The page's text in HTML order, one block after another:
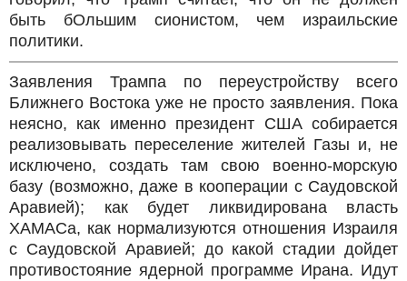
быть бОльшим сионистом, чем израильские
политики.
Заявления Трампа по переустройству всего
Ближнего Востока уже не просто заявления. Пока
неясно, как именно президент США собирается
реализовывать переселение жителей Газы и, не
исключено, создать там свою военно-морскую
базу (возможно, даже в кооперации с Саудовской
Аравией); как будет ликвидирована власть
ХАМАСа, как нормализуются отношения Израиля
с Саудовской Аравией; до какой стадии дойдет
противостояние ядерной программе Ирана. Идут